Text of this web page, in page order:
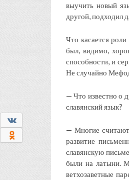
выучить новый
другой, подходил
Что касается
был, видимо,
способности, и
Не случайно
— Что известно о
славянский язык?
— Многие
развитие
славянскую
были на латыни.
ветхозаветные